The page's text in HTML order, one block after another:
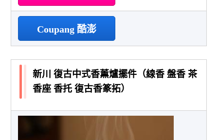
Coupang 酷澎
新川 復古中式香薰爐擺件（線香 盤香 茶
香座 香托 復古香篆拓）